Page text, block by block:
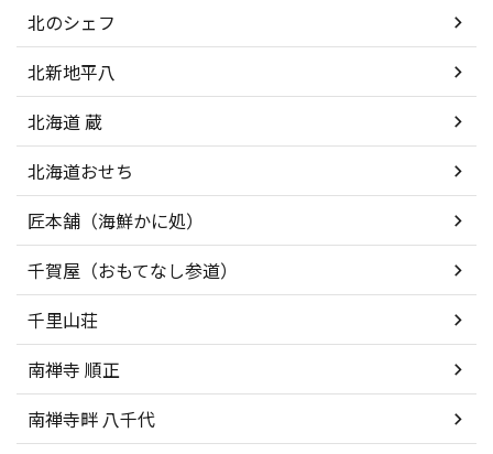
北のシェフ
北新地平八
北海道 蔵
北海道おせち
匠本舗（海鮮かに処）
千賀屋（おもてなし参道）
千里山荘
南禅寺 順正
南禅寺畔 八千代